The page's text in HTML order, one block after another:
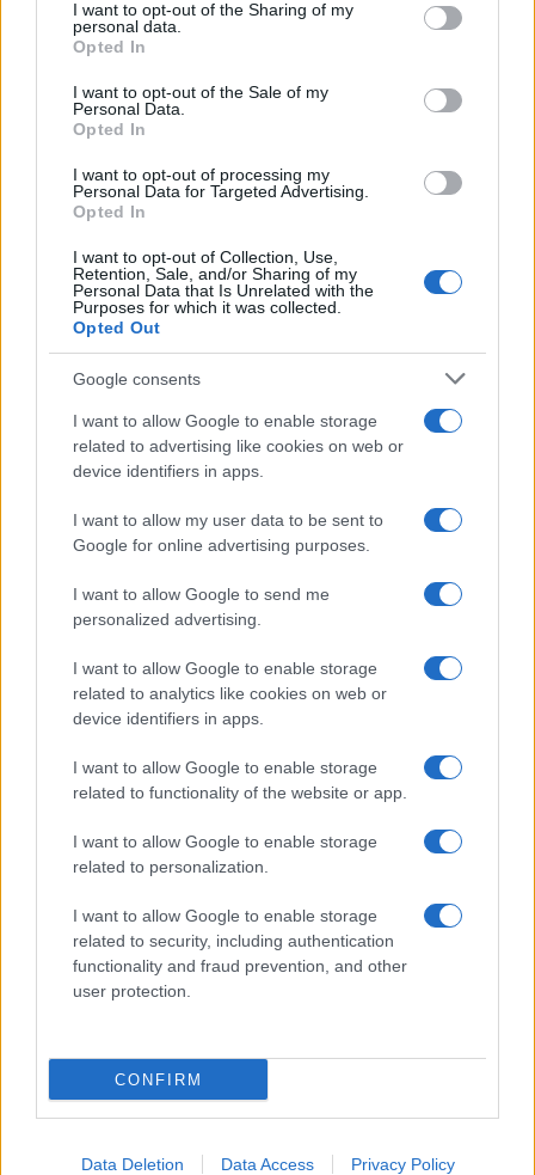
not limited to your visit or usage behaviour. You may click to
grant or deny consent to Google and its third-party tags to
use your data for below specified purposes in below Google
consent section.
I want to opt-out of the Sharing of my
personal data.
Opted In
I want to opt-out of the Sale of my
Personal Data.
Opted In
I want to opt-out of processing my
Personal Data for Targeted Advertising.
Opted In
I want to opt-out of Collection, Use,
Retention, Sale, and/or Sharing of my
Personal Data that Is Unrelated with the
Purposes for which it was collected.
Opted Out
Google consents
I want to allow Google to enable storage
related to advertising like cookies on web or
device identifiers in apps.
I want to allow my user data to be sent to
Google for online advertising purposes.
I want to allow Google to send me
personalized advertising.
I want to allow Google to enable storage
related to analytics like cookies on web or
device identifiers in apps.
I want to allow Google to enable storage
related to functionality of the website or app.
I want to allow Google to enable storage
related to personalization.
I want to allow Google to enable storage
related to security, including authentication
functionality and fraud prevention, and other
user protection.
CONFIRM
Data Deletion Data Access Privacy Policy
Ακολουθείστε το iPaideia.gr στο
TελευταίεςΕιδήσειςγια την Παιδεία και την
ΔΙΑΒΑΣΤΕ ΑΚΟΜΑ
Εγκεφαλικά νεκρό 4χρονο αγοράκι –
Παρουσίασε συμπτώματα μηνιγγίτιδας
στη Βουλή